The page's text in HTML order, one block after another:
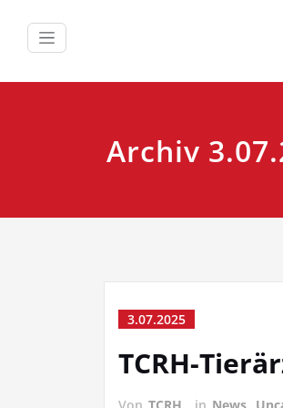
springen
Archiv
3.07.2025
TCRH-